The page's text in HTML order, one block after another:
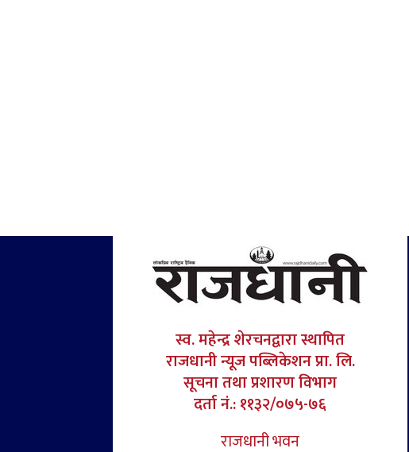
स्व. महेन्द्र शेरचनद्वारा स्थापित
राजधानी न्यूज पब्लिकेशन प्रा. लि.
सूचना तथा प्रशारण विभाग
दर्ता नं.: ११३२/०७५-७६
राजधानी भवन